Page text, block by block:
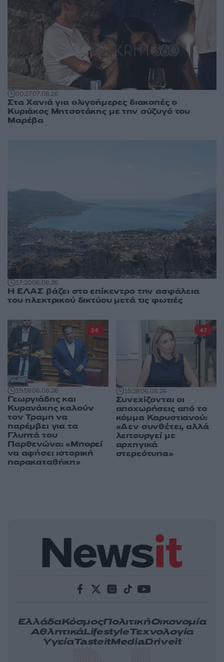
00:2707.08.26
Στα Χανιά για ολιγοήμερες διακοπές ο
Κυριάκος Μητσοτάκης με την σύζυγό του
Μαρέβα
17:2006.08.26
Η ΕΛΑΣ βάζει στο επίκεντρο την ασφάλεια
του ηλεκτρικού δικτύου μετά τις φωτιές
15:5906.08.26
Γεωργιάδης και
Κυρανάκης καλούν
τον Τραμπ να
παρέμβει για τα
Γλυπτά του
Παρθενώνα: «Μπορεί
να αφήσει ιστορική
παρακαταθήκη»
24
15:2806.08.26
Συνεχίζονται οι
αποχωρήσεις από το
κόμμα Καρυστιανού:
«Δεν συνθέτει, αλλά
λειτουργεί με
αρχηγικά
στερεότυπα»
47
ΕλλάδαΚόσμοςΠολιτικήΟικονομία
ΑθλητικάLifestyleΤεχνολογία
ΥγείαTasteitMediaDriveit